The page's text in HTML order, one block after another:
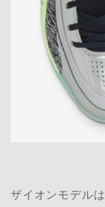
ザイオンモデルは